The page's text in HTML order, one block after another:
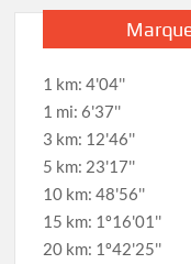
1 km: 4'04''
1 mi: 6'37''
3 km: 12'46''
5 km: 23'17''
10 km: 48'56''
15 km: 1º16'01''
20 km: 1º42'25''